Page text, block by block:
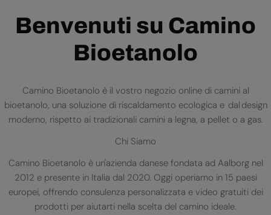
Benvenuti su Camino
Bioetanolo
Camino Bioetanolo è il vostro negozio online di camini al
bioetanolo, una soluzione di riscaldamento ecologica e dal design
moderno, rispetto ai tradizionali camini a legna, a pellet o a gas.
Chi Siamo
Camino Bioetanolo è un'azienda danese fondata ad Aalborg nel
2012 e presente in Italia dal 2020. Oggi operiamo in 15 paesi
europei, offrendo consulenza personalizzata e video gratuiti dei
prodotti per aiutarti nella scelta del camino ideale.